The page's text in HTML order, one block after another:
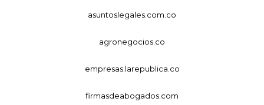
asuntoslegales.com.co
agronegocios.co
empresas.larepublica.co
firmasdeabogados.com